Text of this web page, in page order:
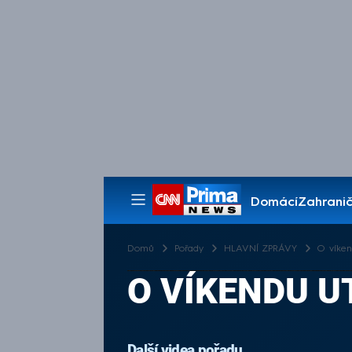
Domácí
Pořady
Domů Pořady HLAVNÍ ZPRÁVY O
O VÍKENDU